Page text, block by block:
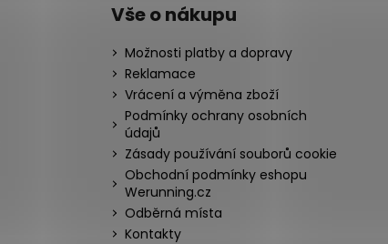
Vše o nákupu
Možnosti platby a dopravy
Reklamace
Vrácení a výměna zboží
Podmínky ochrany osobních
údajů
Zásady používání souborů cookie
Obchodní podmínky eshopu
Werunning.cz
Odběrná místa
Kontakty